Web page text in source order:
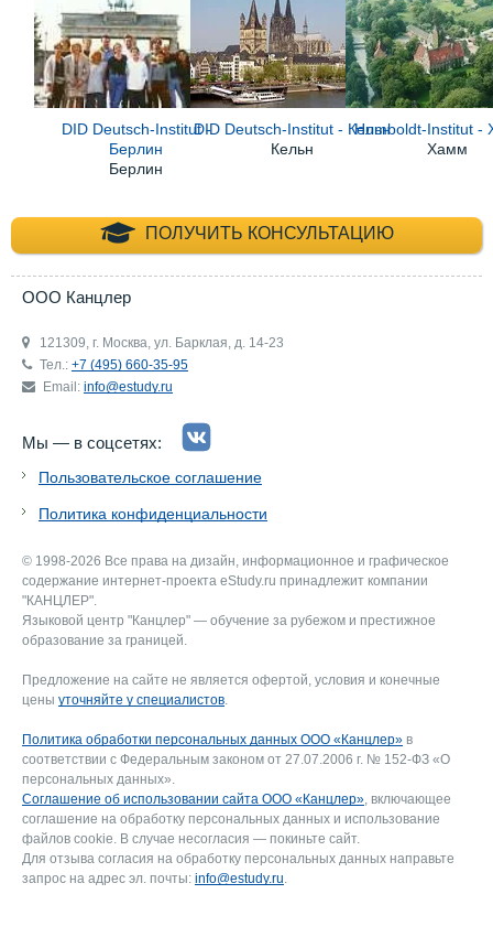
DID Deutsch-Institut -
Берлин
Берлин
DID Deutsch-Institut - Кельн
Кельн
Humboldt-Institut -
Хамм
ПОЛУЧИТЬ КОНСУЛЬТАЦИЮ
+7 (495) 660-35-
ООО Канцлер
121309, г. Москва, ул. Барклая, д. 14-23
Тел.: +7 (495) 660-35-95
Email: info@estudy.ru
Мы — в соцсетях:
Пользовательское соглашение
Политика конфиденциальности
© 1998-2026 Все права на дизайн, информационное и графическое
содержание интернет-проекта eStudy.ru принадлежит компании
"КАНЦЛЕР".
Языковой центр "Канцлер" — обучение за рубежом и престижное
образование за границей.
Предложение на сайте не является офертой, условия и конечные
цены уточняйте у специалистов.
Политика обработки персональных данных ООО «Канцлер» в
соответствии с Федеральным законом от 27.07.2006 г. № 152-ФЗ «О
персональных данных».
Соглашение об использовании сайта ООО «Канцлер», включающее
соглашение на обработку персональных данных и использование
файлов cookie. В случае несогласия — покиньте сайт.
Для отзыва согласия на обработку персональных данных направьте
запрос на адрес эл. почты: info@estudy.ru.